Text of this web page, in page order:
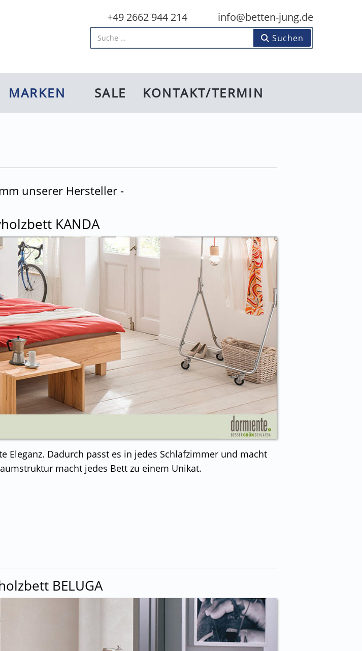
+49 2662 944 214 info@betten-jung.de
Artikel finden... Suchen
MARKEN SALE KONTAKT/TERMIN
unserer Hersteller -
KANDA
Eleganz. Dadurch passt es in jedes Schlafzimmer und macht
macht jedes Bett zu einem Unikat.
BELUGA